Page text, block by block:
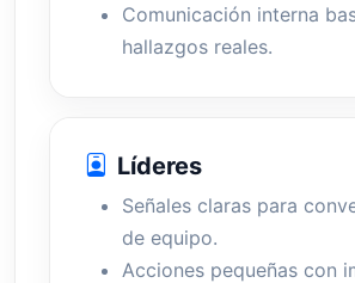
Comunicación interna
hallazgos reales.
Líderes
Señales claras para
de equipo.
Acciones pequeñas con